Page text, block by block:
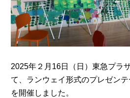
2025年２月16日（日）東急プラ
て、ランウェイ形式のプレゼン
を開催しました。